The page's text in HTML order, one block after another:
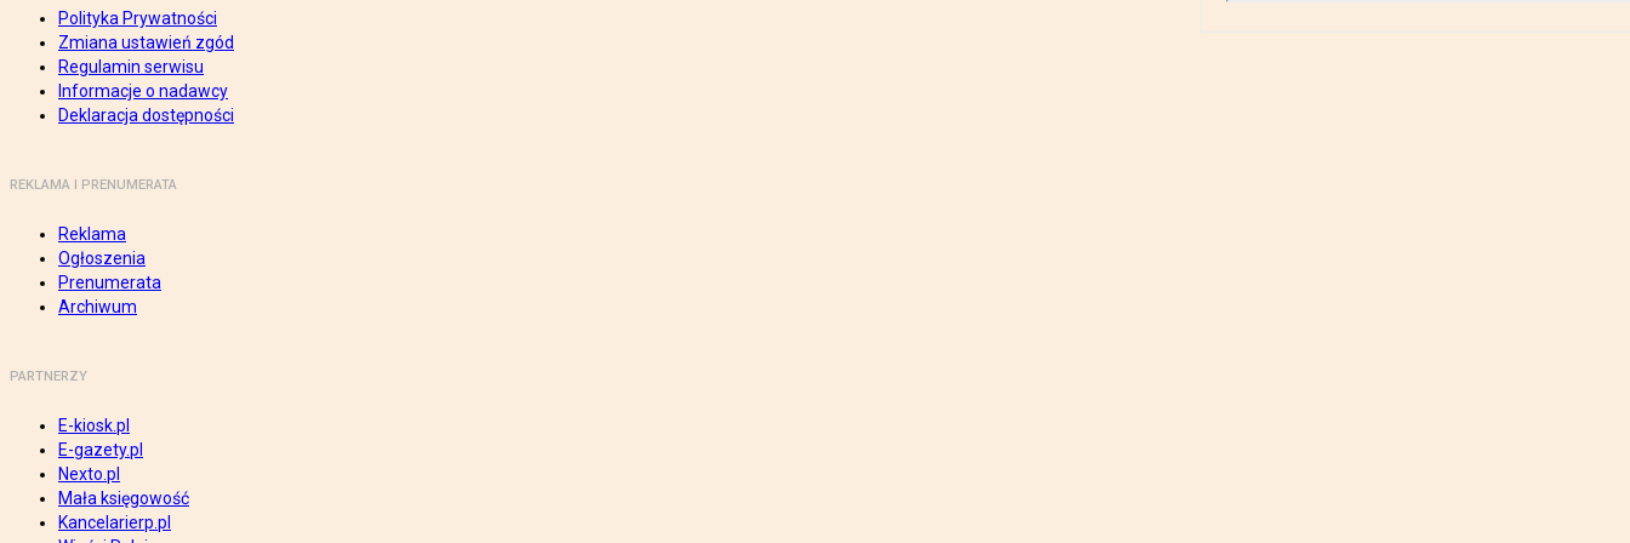
Polityka Prywatności
Zmiana ustawień zgód
Regulamin serwisu
Informacje o nadawcy
Deklaracja dostępności
REKLAMA I PRENUMERATA
Reklama
Ogłoszenia
Prenumerata
Archiwum
PARTNERZY
E-kiosk.pl
E-gazety.pl
Nexto.pl
Mała księgowość
Kancelarierp.pl